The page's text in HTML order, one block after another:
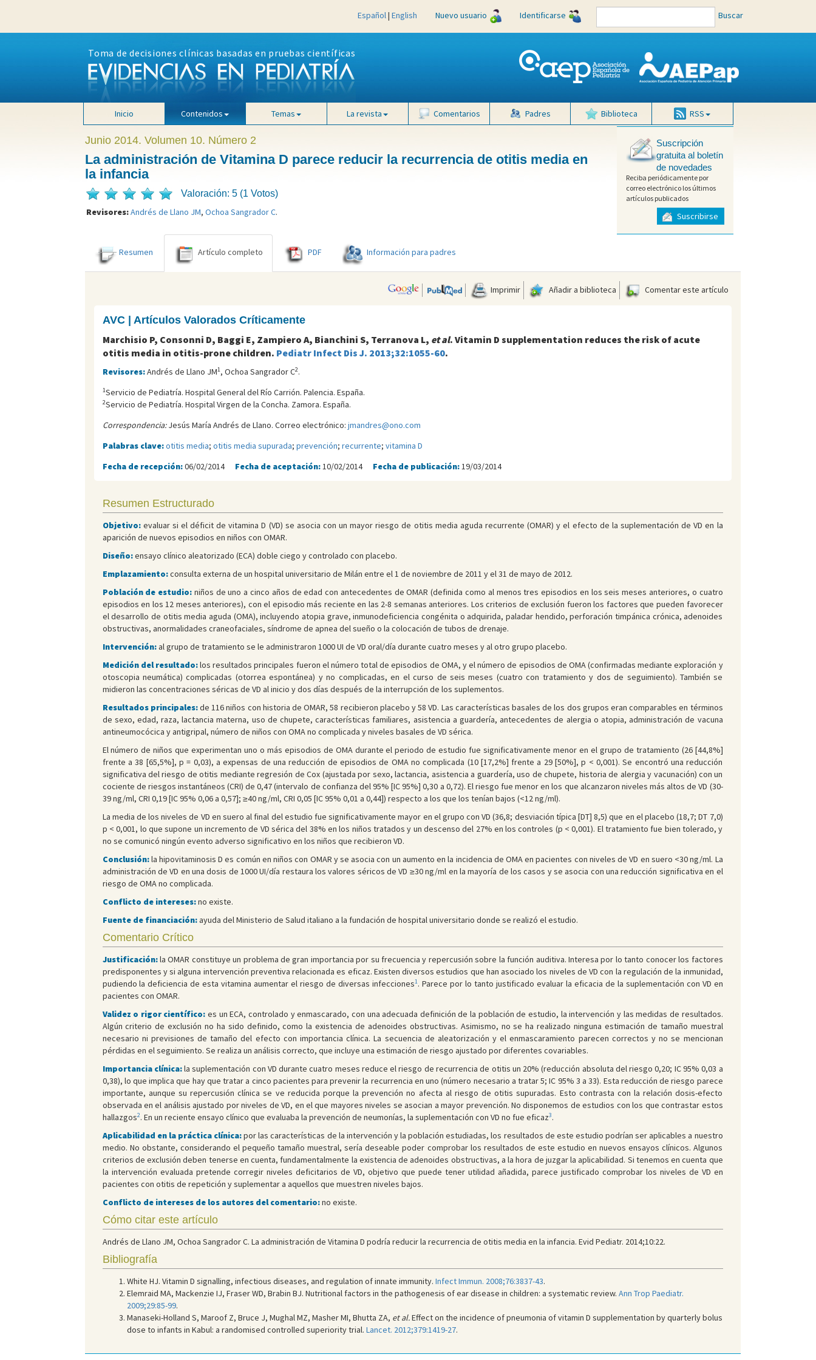
Español| English Nuevo usuario Identificarse Buscar
Toma de decisiones clínicas basadas en pruebas científicas
Inicio Contenidos Temas La revista Comentarios Padres Biblioteca RSS
Junio 2014. Volumen 10. Número 2
La administración de Vitamina D parece reducir la recurrencia de otitis media en
la infancia
Valoración: 5 (1 Votos)
Revisores:Andrés de Llano JM, Ochoa Sangrador C.
Suscripción
gratuita al boletín
de novedades
Reciba periódicamente por
correo electrónico los últimos
artículos publicados
Suscribirse
Resumen Artículo completo PDF Información para padres
Imprimir Añadir a biblioteca Comentar este artículo
AVC | Artículos Valorados Críticamente
Marchisio P, Consonni D, Baggi E, Zampiero A, Bianchini S, Terranova L, et al. Vitamin D supplementation reduces the risk of acute
otitis media in otitis-prone children. Pediatr Infect Dis J. 2013;32:1055-60.
Revisores:Andrés de Llano JM1, Ochoa Sangrador C2.
1Servicio de Pediatría. Hospital General del Río Carrión. Palencia. España.
2Servicio de Pediatría. Hospital Virgen de la Concha. Zamora. España.
Correspondencia:Jesús María Andrés de Llano. Correo electrónico: jmandres@ono.com
Palabras clave:otitis media; otitis media supurada; prevención; recurrente; vitamina D
Fecha de recepción:06/02/2014 Fecha de aceptación:10/02/2014 Fecha de publicación:19/03/2014
Resumen Estructurado
Objetivo:evaluar si el déficit de vitamina D (VD) se asocia con un mayor riesgo de otitis media aguda recurrente (OMAR) y el efecto de la suplementación de VD en la
aparición de nuevos episodios en niños con OMAR.
Diseño:ensayo clínico aleatorizado (ECA) doble ciego y controlado con placebo.
Emplazamiento:consulta externa de un hospital universitario de Milán entre el 1 de noviembre de 2011 y el 31 de mayo de 2012.
Población de estudio: niños de uno a cinco años de edad con antecedentes de OMAR (definida como al menos tres episodios en los seis meses anteriores, o cuatro
episodios en los 12 meses anteriores), con el episodio más reciente en las 2-8 semanas anteriores. Los criterios de exclusión fueron los factores que pueden favorecer
el desarrollo de otitis media aguda (OMA), incluyendo atopia grave, inmunodeficiencia congénita o adquirida, paladar hendido, perforación timpánica crónica, adenoides
obstructivas, anormalidades craneofaciales, síndrome de apnea del sueño o la colocación de tubos de drenaje.
Intervención:al grupo de tratamiento se le administraron 1000 UI de VD oral/día durante cuatro meses y al otro grupo placebo.
Medición del resultado:los resultados principales fueron el número total de episodios de OMA, y el número de episodios de OMA (confirmadas mediante exploración y
otoscopia neumática) complicadas (otorrea espontánea) y no complicadas, en el curso de seis meses (cuatro con tratamiento y dos de seguimiento). También se
midieron las concentraciones séricas de VD al inicio y dos días después de la interrupción de los suplementos.
Resultados principales:de 116 niños con historia de OMAR, 58 recibieron placebo y 58 VD. Las características basales de los dos grupos eran comparables en términos
de sexo, edad, raza, lactancia materna, uso de chupete, características familiares, asistencia a guardería, antecedentes de alergia o atopia, administración de vacuna
antineumocócica y antigripal, número de niños con OMA no complicada y niveles basales de VD sérica.
El número de niños que experimentan uno o más episodios de OMA durante el periodo de estudio fue significativamente menor en el grupo de tratamiento (26 [44,8%]
frente a 38 [65,5%], p = 0,03), a expensas de una reducción de episodios de OMA no complicada (10 [17,2%] frente a 29 [50%], p < 0,001). Se encontró una reducción
significativa del riesgo de otitis mediante regresión de Cox (ajustada por sexo, lactancia, asistencia a guardería, uso de chupete, historia de alergia y vacunación) con un
cociente de riesgos instantáneos (CRI) de 0,47 (intervalo de confianza del 95% [IC 95%] 0,30 a 0,72). El riesgo fue menor en los que alcanzaron niveles más altos de VD (30-
39 ng/ml, CRI 0,19 [IC 95% 0,06 a 0,57]; ≥40 ng/ml, CRI 0,05 [IC 95% 0,01 a 0,44]) respecto a los que los tenían bajos (<12 ng/ml).
La media de los niveles de VD en suero al final del estudio fue significativamente mayor en el grupo con VD (36,8; desviación típica [DT] 8,5) que en el placebo (18,7; DT 7,0)
p < 0,001, lo que supone un incremento de VD sérica del 38% en los niños tratados y un descenso del 27% en los controles (p < 0,001). El tratamiento fue bien tolerado, y
no se comunicó ningún evento adverso significativo en los niños que recibieron VD.
Conclusión:la hipovitaminosis D es común en niños con OMAR y se asocia con un aumento en la incidencia de OMA en pacientes con niveles de VD en suero <30 ng/ml. La
administración de VD en una dosis de 1000 UI/día restaura los valores séricos de VD ≥30 ng/ml en la mayoría de los casos y se asocia con una reducción significativa en el
riesgo de OMA no complicada.
Conflicto de intereses:no existe.
Fuente de financiación:ayuda del Ministerio de Salud italiano a la fundación de hospital universitario donde se realizó el estudio.
Comentario Crítico
Justificación:la OMAR constituye un problema de gran importancia por su frecuencia y repercusión sobre la función auditiva. Interesa por lo tanto conocer los factores
predisponentes y si alguna intervención preventiva relacionada es eficaz. Existen diversos estudios que han asociado los niveles de VD con la regulación de la inmunidad,
pudiendo la deficiencia de esta vitamina aumentar el riesgo de diversas infecciones1. Parece por lo tanto justificado evaluar la eficacia de la suplementación con VD en
pacientes con OMAR.
Validez o rigor científico: es un ECA, controlado y enmascarado, con una adecuada definición de la población de estudio, la intervención y las medidas de resultados.
Algún criterio de exclusión no ha sido definido, como la existencia de adenoides obstructivas. Asimismo, no se ha realizado ninguna estimación de tamaño muestral
necesario ni previsiones de tamaño del efecto con importancia clínica. La secuencia de aleatorización y el enmascaramiento parecen correctos y no se mencionan
pérdidas en el seguimiento. Se realiza un análisis correcto, que incluye una estimación de riesgo ajustado por diferentes covariables.
Importancia clínica:la suplementación con VD durante cuatro meses reduce el riesgo de recurrencia de otitis un 20% (reducción absoluta del riesgo 0,20; IC 95% 0,03 a
0,38), lo que implica que hay que tratar a cinco pacientes para prevenir la recurrencia en uno (número necesario a tratar 5; IC 95% 3 a 33). Esta reducción de riesgo parece
importante, aunque su repercusión clínica se ve reducida porque la prevención no afecta al riesgo de otitis supuradas. Esto contrasta con la relación dosis-efecto
observada en el análisis ajustado por niveles de VD, en el que mayores niveles se asocian a mayor prevención. No disponemos de estudios con los que contrastar estos
hallazgos2. En un reciente ensayo clínico que evaluaba la prevención de neumonías, la suplementación con VD no fue eficaz3.
Aplicabilidad en la práctica clínica:por las características de la intervención y la población estudiadas, los resultados de este estudio podrían ser aplicables a nuestro
medio. No obstante, considerando el pequeño tamaño muestral, sería deseable poder comprobar los resultados de este estudio en nuevos ensayos clínicos. Algunos
criterios de exclusión deben tenerse en cuenta, fundamentalmente la existencia de adenoides obstructivas, a la hora de juzgar la aplicabilidad. Si tenemos en cuenta que
la intervención evaluada pretende corregir niveles deficitarios de VD, objetivo que puede tener utilidad añadida, parece justificado comprobar los niveles de VD en
pacientes con otitis de repetición y suplementar a aquellos que muestren niveles bajos.
Conflicto de intereses de los autores del comentario:no existe.
Cómo citar este artículo
Andrés de Llano JM, Ochoa Sangrador C. La administración de Vitamina D podría reducir la recurrencia de otitis media en la infancia. Evid Pediatr. 2014;10:22.
Bibliografía
White HJ. Vitamin D signalling, infectious diseases, and regulation of innate immunity. Infect Immun. 2008;76:3837-43.
Elemraid MA, Mackenzie IJ, Fraser WD, Brabin BJ. Nutritional factors in the pathogenesis of ear disease in children: a systematic review. Ann Trop Paediatr.
2009;29:85-99.
Manaseki-Holland S, Maroof Z, Bruce J, Mughal MZ, Masher MI, Bhutta ZA, et al.Effect on the incidence of pneumonia of vitamin D supplementation by quarterly bolus
dose to infants in Kabul: a randomised controlled superiority trial. Lancet. 2012;379:1419-27.